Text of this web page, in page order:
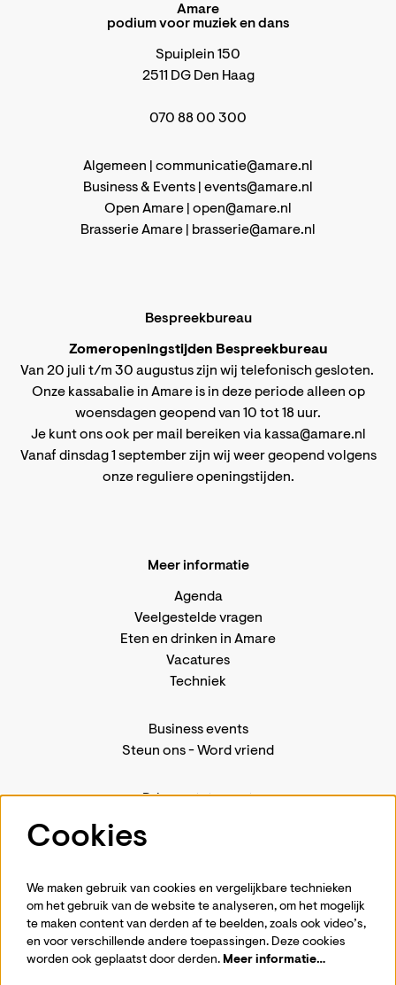
Amare
podium voor muziek en dans
Spuiplein 150
2511 DG Den Haag
070 88 00 300
Algemeen | communicatie@amare.nl
Business & Events | events@amare.nl
Open Amare | open@amare.nl
Brasserie Amare |
brasserie@amare.nl
Bespreekbureau
Zomeropeningstijden Bespreekbureau
Van 20 juli t/m 30 augustus zijn wij telefonisch gesloten.
Onze kassabalie in Amare is in deze periode alleen op
woensdagen geopend van 10 tot 18 uur.
Je kunt ons ook per mail bereiken via kassa@amare.nl
Vanaf dinsdag 1 september zijn wij weer geopend volgens
onze reguliere openingstijden.
Meer informatie
Agenda
Veelgestelde vragen
Eten en drinken in Amare
Vacatures
Techniek
Business events
Steun ons-Word vriend
Privacystatement
Volg ons
Cookies
We maken gebruik van cookies en vergelijkbare technieken
om het gebruik van de website te analyseren, om het mogelijk
te maken content van derden af te beelden, zoals ook video’s,
en voor verschillende andere toepassingen. Deze cookies
worden ook geplaatst door derden. Meer informatie…